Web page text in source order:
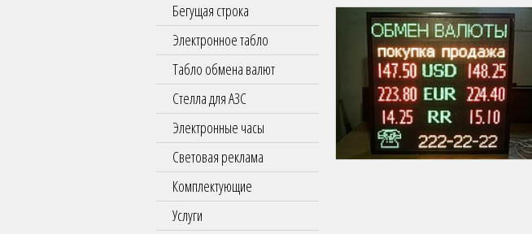
Бегущая строка
Электронное табло
Табло обмена валют
Стелла для АЗС
Электронные часы
Световая реклама
Комплектующие
Услуги